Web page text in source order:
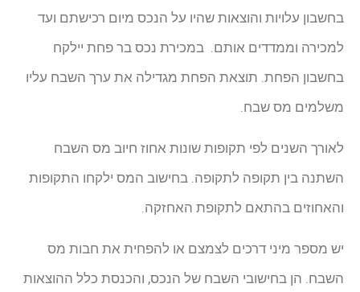
בחשבון עלויות והוצאות שהיו על הנכס מיום רכישתם ועד
למכירה וממדדים אותם. במכירת נכס בר פחת יילקח
בחשבון הפחת. תוצאת הפחת מגדילה את ערך השבח עליו
משלמים מס שבח.
לאורך השנים לפי תקופות שונות אחוז חיוב מס השבח
השתנה בין תקופה לתקופה. בחישוב המס ילקחו התקופות
והאחוזים בהתאם לתקופת האחזקה.
יש מספר מיני דרכים לצמצם או להפחית את חבות מס
השבח. הן בחישובי השבח של הנכס, והכנסת כלל ההוצאות